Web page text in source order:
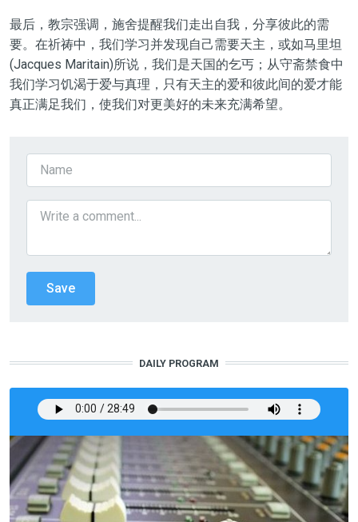
最后，教宗强调，施舍提醒我们走出自我，分享彼此的需
要。在祈祷中，我们学习并发现自己需要天主，或如马里坦
(Jacques Maritain)所说，我们是天国的乞丐；从守斋禁食中
我们学习饥渴于爱与真理，只有天主的爱和彼此间的爱才能
真正满足我们，使我们对更美好的未来充满希望。
DAILY PROGRAM